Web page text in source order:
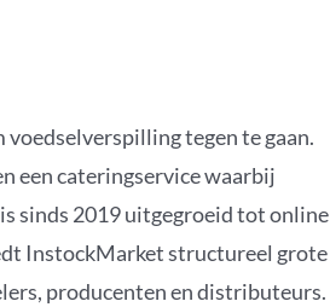
voedselverspilling tegen te gaan.
een cateringservice waarbij
sinds 2019 uitgegroeid tot online
InstockMarket structureel grote
producenten en distributeurs.